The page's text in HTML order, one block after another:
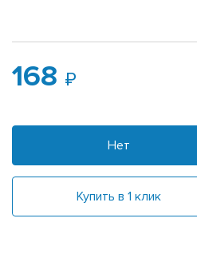
168
Нет
Купить в 1 клик